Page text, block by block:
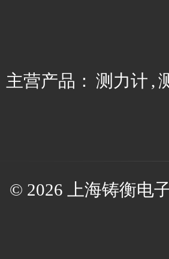
主营产品： 测力计 ,
© 2026 上海铸衡电